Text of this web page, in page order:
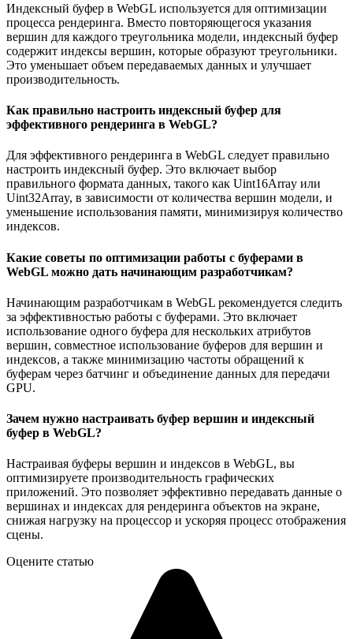
Индексный буфер в WebGL используется для оптимизации
процесса рендеринга. Вместо повторяющегося указания
вершин для каждого треугольника модели, индексный буфер
содержит индексы вершин, которые образуют треугольники.
Это уменьшает объем передаваемых данных и улучшает
производительность.
Как правильно настроить индексный буфер для
эффективного рендеринга в WebGL?
Для эффективного рендеринга в WebGL следует правильно
настроить индексный буфер. Это включает выбор
правильного формата данных, такого как Uint16Array или
Uint32Array, в зависимости от количества вершин модели, и
уменьшение использования памяти, минимизируя количество
индексов.
Какие советы по оптимизации работы с буферами в
WebGL можно дать начинающим разработчикам?
Начинающим разработчикам в WebGL рекомендуется следить
за эффективностью работы с буферами. Это включает
использование одного буфера для нескольких атрибутов
вершин, совместное использование буферов для вершин и
индексов, а также минимизацию частоты обращений к
буферам через батчинг и объединение данных для передачи
GPU.
Зачем нужно настраивать буфер вершин и индексный
буфер в WebGL?
Настраивая буферы вершин и индексов в WebGL, вы
оптимизируете производительность графических
приложений. Это позволяет эффективно передавать данные о
вершинах и индексах для рендеринга объектов на экране,
снижая нагрузку на процессор и ускоряя процесс отображения
сцены.
Оцените статью